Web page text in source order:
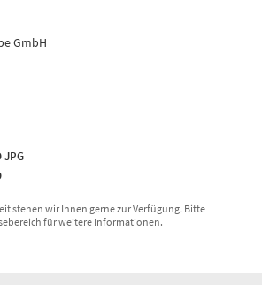
GmbH
JPG
stehen wir Ihnen gerne zur Verfügung. Bitte
für weitere Informationen.